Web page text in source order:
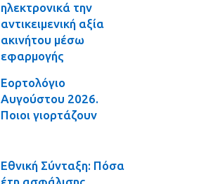
ηλεκτρονικά την
αντικειμενική αξία
ακινήτου μέσω
εφαρμογής
Εορτολόγιο
Αυγούστου 2026.
Ποιοι γιορτάζουν
Εθνική Σύνταξη: Πόσα